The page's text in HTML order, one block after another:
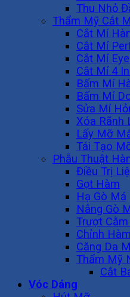
Thu Nhỏ
Thẩm Mỹ Cắt
Cắt Mí
Cắt Mí
Cắt Mí
Cắt Mí 4
Bấm Mí
Bấm Mí
Sửa Mí
Xóa Rãnh
Lấy Mỡ
Tái Tạo
Phẫu Thuật
Điều Trị
Gọt Hàm
Hạ Gò Má
Nâng Gò
Trượt
Chỉnh
Căng Da
Thẩm Mỹ
Cắt
Vóc Dáng